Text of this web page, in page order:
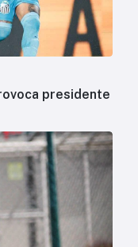
presidente